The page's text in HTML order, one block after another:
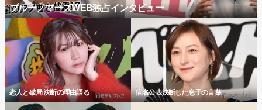
ブルーノマーズWEB独占インタビュー
恋人と破局 決断の理由語る 病名公表決断した息子の言葉